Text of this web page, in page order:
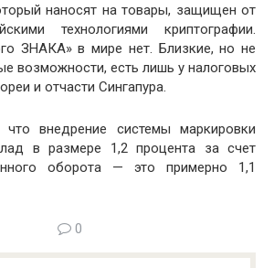
наносят на товары, защищен от
технологиями криптографии.
ЗНАКА» в мире нет. Близкие, но не
возможности, есть лишь у налоговых
и отчасти Сингапура.
внедрение системы маркировки
в размере 1,2 процента за счет
оборота — это примерно 1,1
0